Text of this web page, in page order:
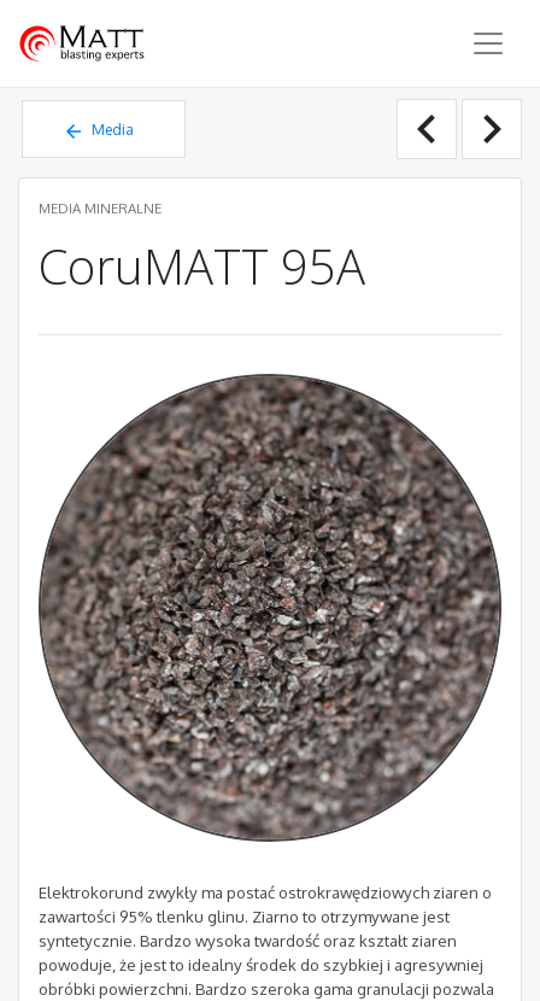
Matt - blasting experts
Media chevron_left chevron_right
MEDIA MINERALNE
CoruMATT 95A
Elektrokorund zwykły ma postać ostrokrawędziowych ziaren o
zawartości 95% tlenku glinu. Ziarno to otrzymywane jest
syntetycznie. Bardzo wysoka twardość oraz kształt ziaren
powoduje, że jest to idealny środek do szybkiej i agresywniej
obróbki powierzchni. Bardzo szeroka gama granulacji pozwala